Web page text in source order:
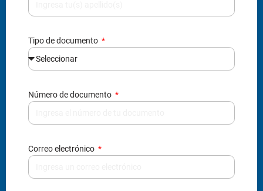
Tipo de documento
Número de documento
Correo electrónico